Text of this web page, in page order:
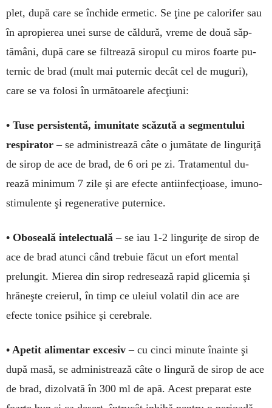
plet, după ca­re se închide ermetic. Se ţine pe calorifer sau
în a­pro­pie­rea unei surse de căldură, vreme de două săp­
tămâni, du­pă care se fil­trează siro­pul cu miros foarte pu­
ternic de brad (mult mai pu­ternic decât cel de muguri),
care se va folosi în ur­mă­toa­rele afec­ţi­uni:
• Tuse persis­ten­tă, imuni­tate scă­zută a seg­men­tu­lui
respi­ra­tor – se adminis­trează câte o jumătate de lin­guriţă
de sirop de ace de brad, de 6 ori pe zi. Trata­mentul du­
rează mini­mum 7 zile şi are efecte antiin­fecţioase, imu­no­­
sti­mu­len­te şi rege­nerative pu­ter­nice.
• Oboseală intelectuală – se iau 1-2 lin­guriţe de sirop de
ace de brad atunci când trebuie fă­cut un efort mental
prelun­git. Mierea din sirop redre­sea­ză ra­pid glicemia şi
hrăneşte creierul, în timp ce uleiul vo­latil din ace are
efecte tonice psihice şi ce­rebrale.
• Apetit alimentar ex­cesiv – cu cinci mi­nu­te înainte şi
după masă, se admi­nis­trează câte o lin­gură de si­rop de ace
de brad, dizolvată în 300 ml de apă. Acest pre­parat este